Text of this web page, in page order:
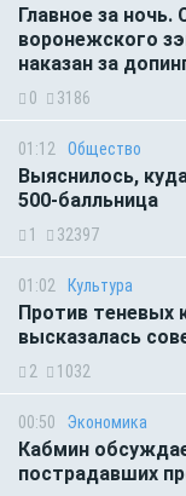
Главное за
воронежского
наказан за
0 3186
01:12 Общество
Выяснилось,
500-балльница
1 32397
01:02 Культура
Против теневых
высказалась
2 1032
00:50 Экономика
Кабмин
пострадавших